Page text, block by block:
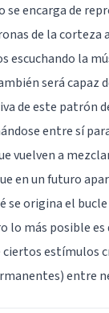
se encarga de
de la corteza
escuchando la
será capaz
de este patrón
entre sí
vuelven a
en un futuro
se origina el
lo más posible es
ciertos estímulos
entre